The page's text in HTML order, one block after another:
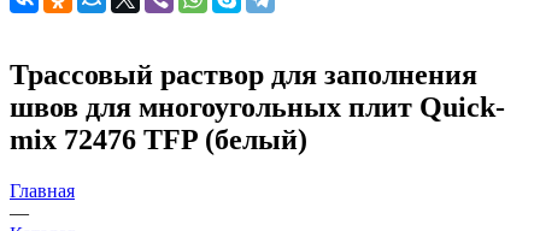
Трассовый раствор для заполнения
швов для многоугольных плит Quick-
mix 72476 TFP (белый)
Главная
—